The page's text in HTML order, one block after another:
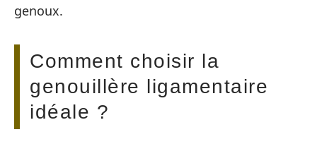
genoux.
Comment choisir la
genouillère ligamentaire
idéale ?